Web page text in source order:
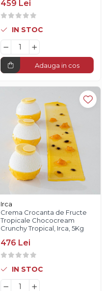
459 Lei
IN STOC
Adauga in cos
Irca
Crema Crocanta de Fructe
Tropicale Chococream
Crunchy Tropical, Irca, 5Kg
476 Lei
IN STOC